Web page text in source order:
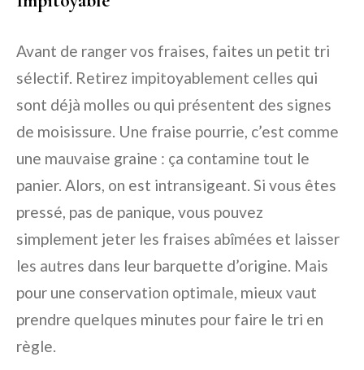
Avant de ranger vos fraises, faites un petit tri
sélectif. Retirez impitoyablement celles qui
sont déjà molles ou qui présentent des signes
de moisissure. Une fraise pourrie, c’est comme
une mauvaise graine : ça contamine tout le
panier. Alors, on est intransigeant. Si vous êtes
pressé, pas de panique, vous pouvez
simplement jeter les fraises abîmées et laisser
les autres dans leur barquette d’origine. Mais
pour une conservation optimale, mieux vaut
prendre quelques minutes pour faire le tri en
règle.